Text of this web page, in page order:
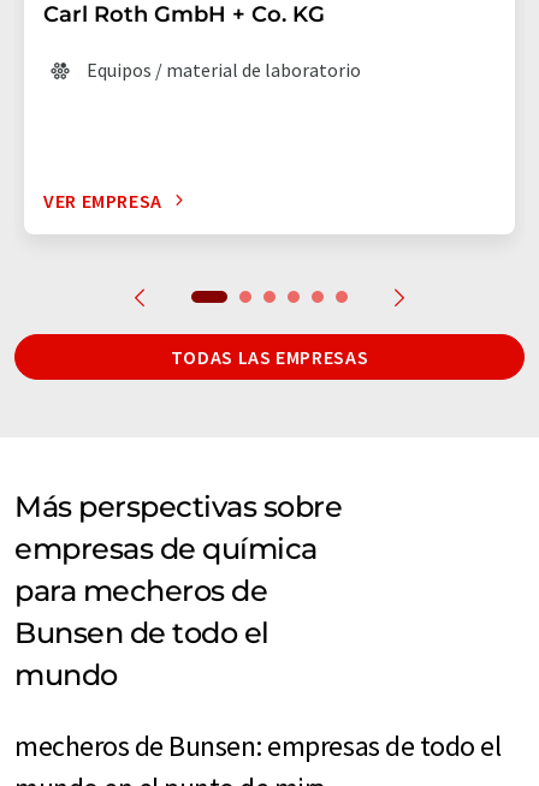
Carl Roth GmbH + Co. KG
Equipos / material de laboratorio
VER EMPRESA
TODAS LAS EMPRESAS
Más perspectivas sobre
empresas de química
para mecheros de
Bunsen de todo el
mundo
mecheros de Bunsen: empresas de todo el